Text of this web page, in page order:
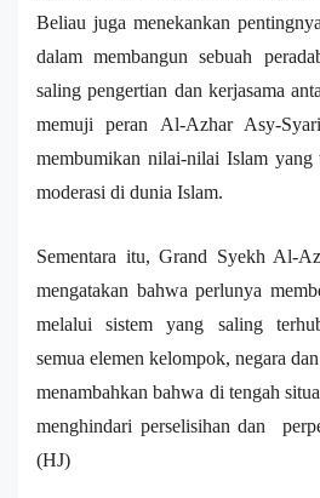
Beliau juga menekankan
dalam membangun sebuah
saling pengertian dan kerjasama
memuji peran Al-Azhar Asy-Sy
membumikan nilai-nilai Islam yang
moderasi di dunia Islam.
Sementara itu, Grand Syekh Al-
mengatakan bahwa perlunya
melalui sistem yang saling
semua elemen kelompok, negara
menambahkan bahwa di tengah s
menghindari perselisihan dan
(HJ)